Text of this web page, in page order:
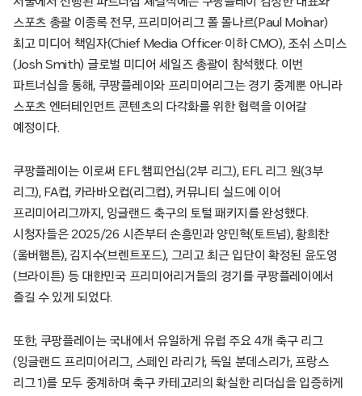
스포츠 총괄 이종록 전무, 프리미어리그 폴 몰나르(Paul Molnar)
최고 미디어 책임자(Chief Media Officer·이하 CMO), 조쉬 스미스
(Josh Smith) 글로벌 미디어 세일즈 총괄이 참석했다. 이번
파트너십을 통해, 쿠팡플레이와 프리미어리그는 경기 중계뿐 아니라
스포츠 엔터테인먼트 콘텐츠의 다각화를 위한 협력을 이어갈
예정이다.
쿠팡플레이는 이로써 EFL 챔피언십(2부 리그), EFL 리그 원(3부
리그), FA컵, 카라바오컵(리그컵), 커뮤니티 실드에 이어
프리미어리그까지, 잉글랜드 축구의 토털 패키지를 완성했다.
시청자들은 2025/26 시즌부터 손흥민과 양민혁(토트넘), 황희찬
(울버햄튼), 김지수(브렌트포드), 그리고 최근 입단이 확정된 윤도영
(브라이튼) 등 대한민국 프리미어리거들의 경기를 쿠팡플레이에서
즐길 수 있게 되었다.
또한, 쿠팡플레이는 국내에서 유일하게 유럽 주요 4개 축구 리그
(잉글랜드 프리미어리그, 스페인 라리가, 독일 분데스리가, 프랑스
리그 1)를 모두 중계하며 축구 카테고리의 확실한 리더십을 입증하게